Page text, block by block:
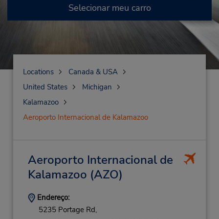
Selecionar meu carro
Locations
Canada & USA
United States
Michigan
Kalamazoo
Aeroporto Internacional de Kalamazoo
Aeroporto Internacional de
Kalamazoo (AZO)
Endereço:
5235 Portage Rd,